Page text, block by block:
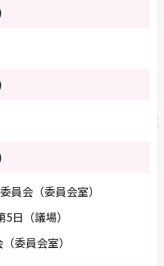
員会（委員会室）
日（議場）
委員会室）